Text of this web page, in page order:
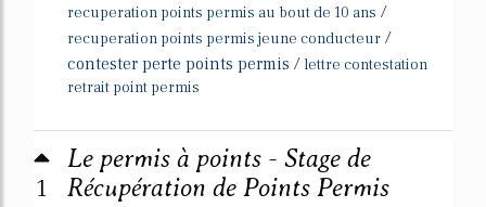
recuperation points permis au bout de 10 ans /
recuperation points permis jeune conducteur /
contester perte points permis / lettre contestation
retrait point permis
1
Le permis à points - Stage de
Récupération de Points Permis